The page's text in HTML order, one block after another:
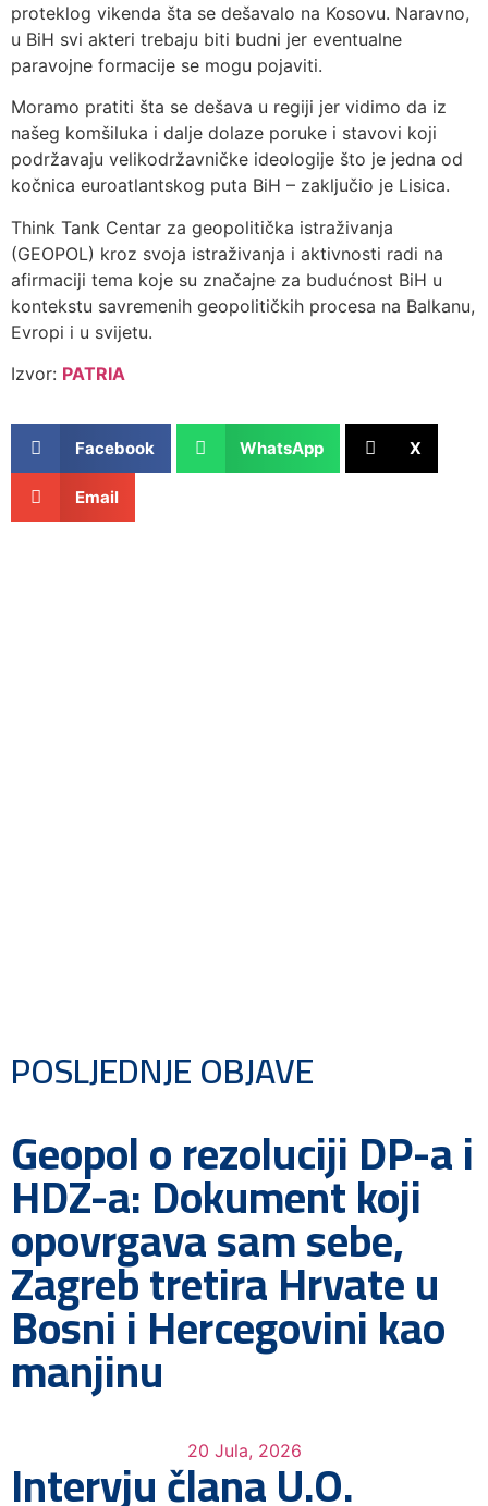
proteklog vikenda šta se dešavalo na Kosovu. Naravno,
u BiH svi akteri trebaju biti budni jer eventualne
paravojne formacije se mogu pojaviti.
Moramo pratiti šta se dešava u regiji jer vidimo da iz
našeg komšiluka i dalje dolaze poruke i stavovi koji
podržavaju velikodržavničke ideologije što je jedna od
kočnica euroatlantskog puta BiH – zaključio je Lisica.
Think Tank Centar za geopolitička istraživanja
(GEOPOL) kroz svoja istraživanja i aktivnosti radi na
afirmaciji tema koje su značajne za budućnost BiH u
kontekstu savremenih geopolitičkih procesa na Balkanu,
Evropi i u svijetu.
Izvor: PATRIA
Facebook WhatsApp X
Email
POSLJEDNJE OBJAVE
Geopol o rezoluciji DP-a i
HDZ-a: Dokument koji
opovrgava sam sebe,
Zagreb tretira Hrvate u
Bosni i Hercegovini kao
manjinu
20 Jula, 2026
Intervju člana U.O.